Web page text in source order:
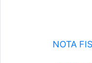
NOTA